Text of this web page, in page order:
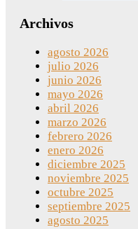
Archivos
agosto 2026
julio 2026
junio 2026
mayo 2026
abril 2026
marzo 2026
febrero 2026
enero 2026
diciembre 2025
noviembre 2025
octubre 2025
septiembre 2025
agosto 2025